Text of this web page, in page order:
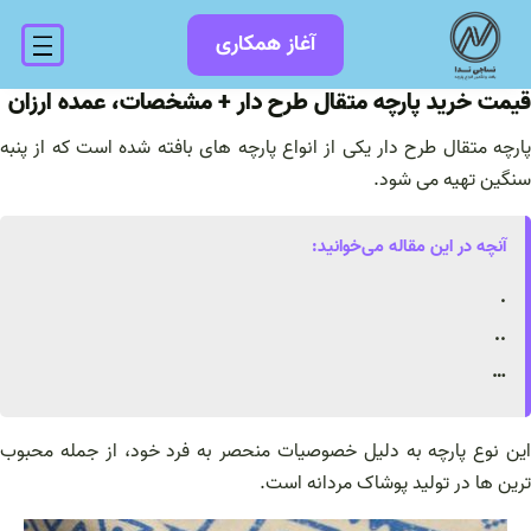
محتوا
آغاز همکاری
قیمت خرید پارچه متقال طرح دار + مشخصات، عمده ارزان
پارچه متقال طرح دار یکی از انواع پارچه‌ های بافته شده است که از پنبه
سنگین تهیه می‌ شود.
آنچه در این مقاله می‌خوانید:
.
..
…
این نوع پارچه به دلیل خصوصیات منحصر به فرد خود، از جمله محبوب‌
ترین‌ ها در تولید پوشاک مردانه است.